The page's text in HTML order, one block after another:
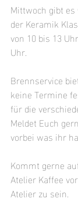
Mittwoch gibt
der Keramik
von 10 bis 13
Uhr.
Brennservice
keine Termine
für die
Meldet Euch
vorbei was ihr
Kommt gerne
Atelier Kaffee
Atelier zu sein.